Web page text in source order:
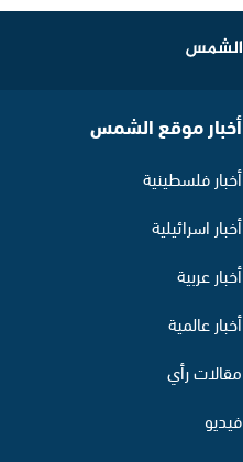
أخبار موقع الشمس
أخبار فلسطينية
أخبار اسرائيلية
أخبار عربية
أخبار عالمية
مقالات رأي
فيديو